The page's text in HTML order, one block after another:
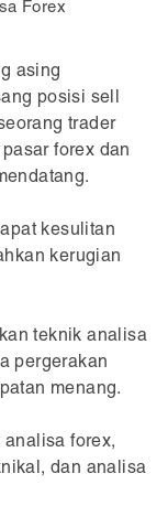
Forex
asing
posisi sell
trader
forex dan
kesulitan
kerugian
teknik analisa
pergerakan
menang.
analisa forex,
dan analisa